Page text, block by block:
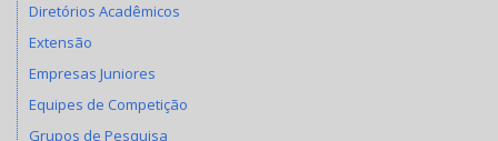
Diretórios Acadêmicos
Extensão
Empresas Juniores
Equipes de Competição
Grupos de Pesquisa